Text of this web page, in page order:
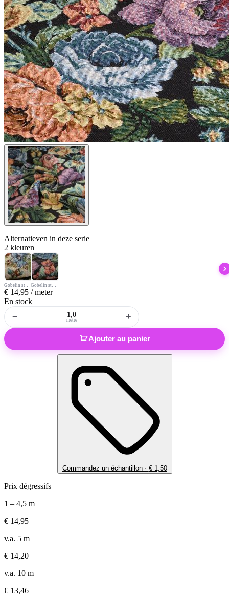
Alternatieven in deze serie
2 kleuren
€ 14,95 / meter
En stock
− mètre +
Ajouter au panier
Commandez un échantillon · €1,50
Prix dégressifs
1 – 4,5 m
€ 14,95
v.a. 5 m
€ 14,20
v.a. 10 m
€ 13,46